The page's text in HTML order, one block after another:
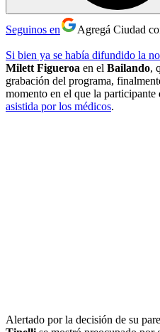
Seguinos en Agregá Ciudad
Si bien ya se había difundido la
Milett Figueroa en el Bailando,
grabación del programa,
momento en el que la
asistida por los médicos.
Alertado por la decisión de su